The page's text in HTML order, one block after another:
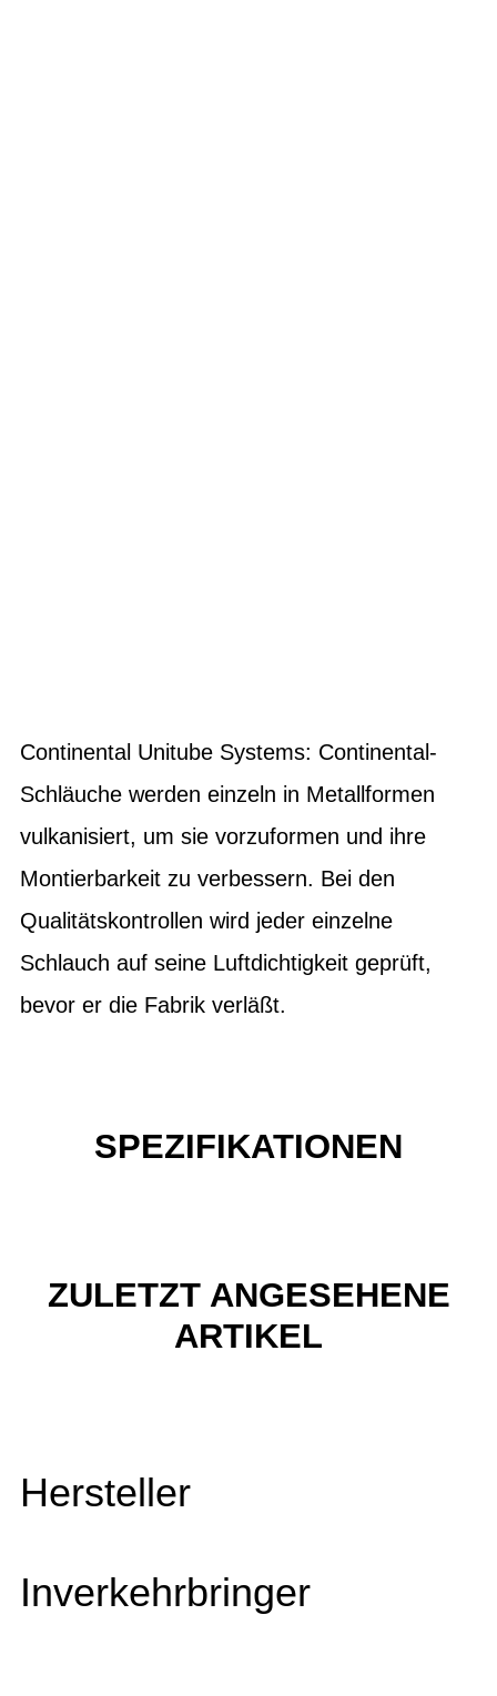
Continental Unitube Systems: Continental-
Schläuche werden einzeln in Metallformen
vulkanisiert, um sie vorzuformen und ihre
Montierbarkeit zu verbessern. Bei den
Qualitätskontrollen wird jeder einzelne
Schlauch auf seine Luftdichtigkeit geprüft,
bevor er die Fabrik verläßt.
SPEZIFIKATIONEN
ZULETZT ANGESEHENE
ARTIKEL
Hersteller
Inverkehrbringer